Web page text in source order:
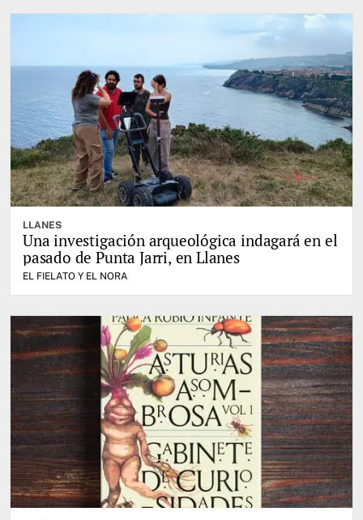
LLANES
Una investigación arqueológica indagará en el
pasado de Punta Jarri, en Llanes
EL FIELATO Y EL NORA